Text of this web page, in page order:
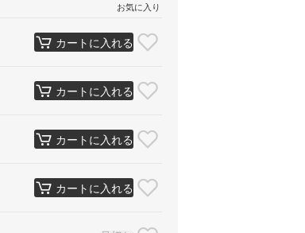
お気に入り
カートに入れる
カートに入れる
カートに入れる
カートに入れる